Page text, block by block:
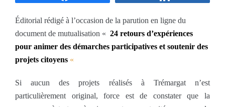
Éditorial rédigé à l’occasion de la parution en ligne du
document de mutualisation « 24 retours d’expériences
pour animer des démarches participatives et soutenir des
projets citoyens «
Si aucun des projets réalisés à Trémargat n’est
particulièrement original, force est de constater que la